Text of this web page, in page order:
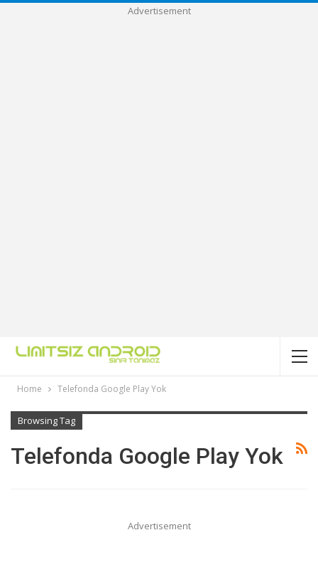
Advertisement
Home Telefonda Google Play Yok
Browsing Tag
Telefonda Google Play Yok
Advertisement